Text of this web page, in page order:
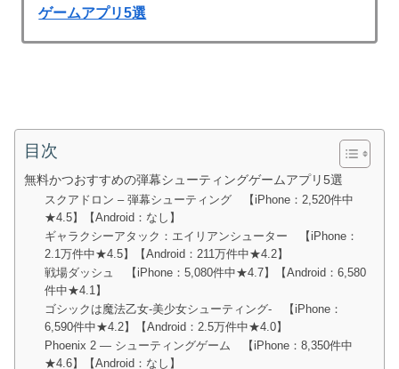
ゲームアプリ5選
目次
無料かつおすすめの弾幕シューティングゲームアプリ5選
スクアドロン – 弾幕シューティング 【iPhone：2,520件中
★4.5】【Android：なし】
ギャラクシーアタック：エイリアンシューター 【iPhone：
2.1万件中★4.5】【Android：211万件中★4.2】
戦場ダッシュ 【iPhone：5,080件中★4.7】【Android：6,580
件中★4.1】
ゴシックは魔法乙女-美少女シューティング- 【iPhone：
6,590件中★4.2】【Android：2.5万件中★4.0】
Phoenix 2 — シューティングゲーム 【iPhone：8,350件中
★4.6】【Android：なし】